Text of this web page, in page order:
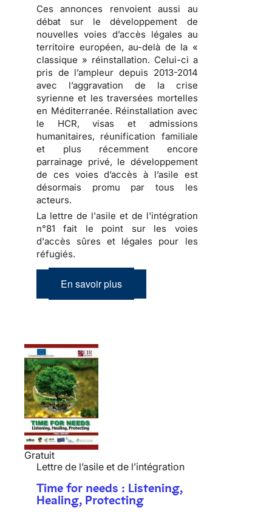
Ces annonces renvoient aussi au
débat sur le développement de
nouvelles voies d’accès légales au
territoire européen, au-delà de la «
classique » réinstallation. Celui-ci a
pris de l’ampleur depuis 2013-2014
avec l’aggravation de la crise
syrienne et les traversées mortelles
en Méditerranée. Réinstallation avec
le HCR, visas et admissions
humanitaires, réunification familiale
et plus récemment encore
parrainage privé, le développement
de ces voies d’accès à l’asile est
désormais promu par tous les
acteurs.
La lettre de l'asile et de l'intégration
n°81 fait le point sur les voies
d'accès sûres et légales pour les
réfugiés.
En savoir plus
Gratuit
Lettre de l’asile et de l’intégration
Time for needs : Listening,
Healing, Protecting